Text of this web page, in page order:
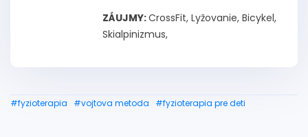
ZÁUJMY:CrossFit, Lyžovanie, Bicykel,
Skialpinizmus,
#fyzioterapia #vojtova metoda #fyzioterapia pre deti